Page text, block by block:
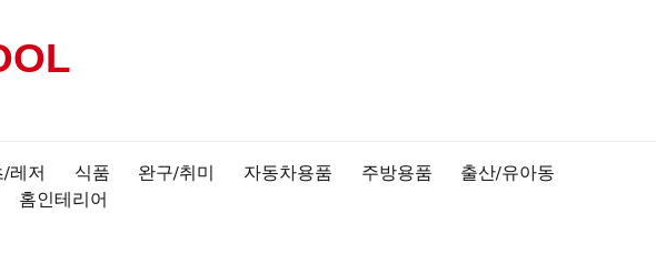
레저 식품 완구/취미 자동차용품 주방용품
출산/유아동
홈인테리어